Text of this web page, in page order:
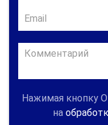
Нажимая кнопку
на